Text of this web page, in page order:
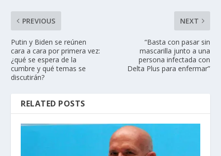
PREVIOUS
Putin y Biden se reúnen
cara a cara por primera vez:
¿qué se espera de la
cumbre y qué temas se
discutirán?
NEXT
“Basta con pasar sin
mascarilla junto a una
persona infectada con
Delta Plus para enfermar”
RELATED POSTS